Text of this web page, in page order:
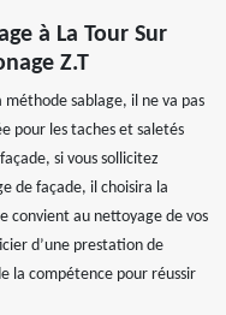
à La Tour Sur
Z.T
sablage, il ne va pas
pour les taches et saletés
si vous sollicitez
de façade, il choisira la
convient au nettoyage de vos
d’une prestation de
la compétence pour réussir